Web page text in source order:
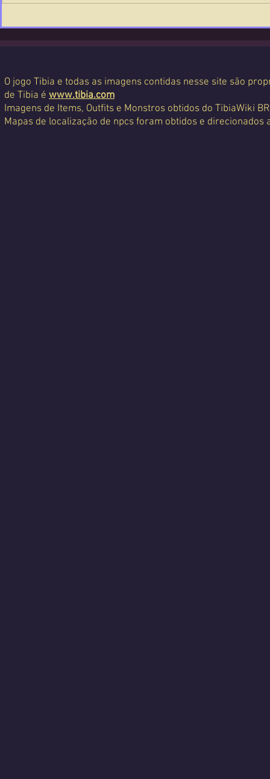
O jogo Tibia e todas as imagens contidas nesse site são
de Tibia é www.tibia.com
Imagens de Items, Outfits e Monstros obtidos do TibiaWiki
Mapas de localização de npcs foram obtidos e direcionados